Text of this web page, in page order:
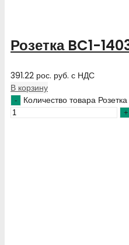
Розетка BC1-
391.22 рос. руб. с НДС
В корзину
Количество товара